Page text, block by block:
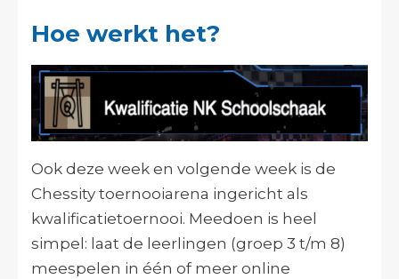
Hoe werkt het?
Ook deze week en volgende week is de
Chessity toernooiarena ingericht als
kwalificatietoernooi. Meedoen is heel
simpel: laat de leerlingen (groep 3 t/m 8)
meespelen in één of meer online